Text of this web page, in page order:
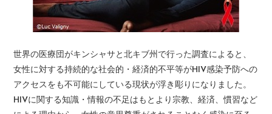
世界の医療団がキンシャサと北キブ州で行った調査によると、
女性に対する持続的な社会的・経済的不平等がHIV感染予防への
アクセスをも不可能にしている現状が浮き彫りになりました。
HIVに関する知識・情報の不足はもとより宗教、経済、慣習など